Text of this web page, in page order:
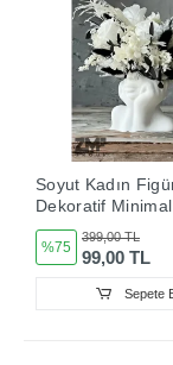
Soyut Kadın
Dekoratif
%75
399,00 TL
99,00 TL
Sepete